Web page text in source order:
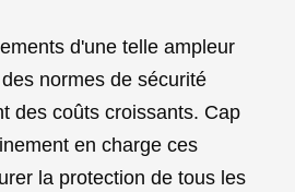
d'une telle ampleur
normes de sécurité
des coûts croissants. Cap
en charge ces
la protection de tous les